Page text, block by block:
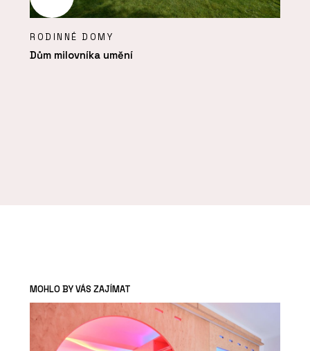
RODINNÉ DOMY
Dům milovníka umění
MOHLO BY VÁS ZAJÍMAT